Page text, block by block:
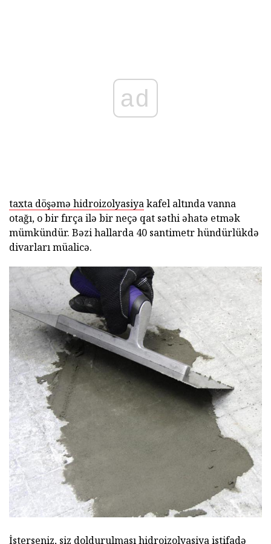
ad
taxta döşəmə hidroizolyasiyakafel altında vanna
otağı, o bir fırça ilə bir neçə qat səthi əhatə etmək
mümkündür. Bəzi hallarda 40 santimetr hündürlükdə
divarları müalicə.
İsterseniz, siz doldurulması hidroizolyasiya istifadə